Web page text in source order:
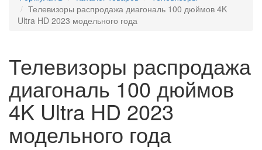
Телевизоры распродажа диагональ 100 дюймов 4K
Ultra HD 2023 модельного года
Телевизоры распродажа
диагональ 100 дюймов
4K Ultra HD 2023
модельного года